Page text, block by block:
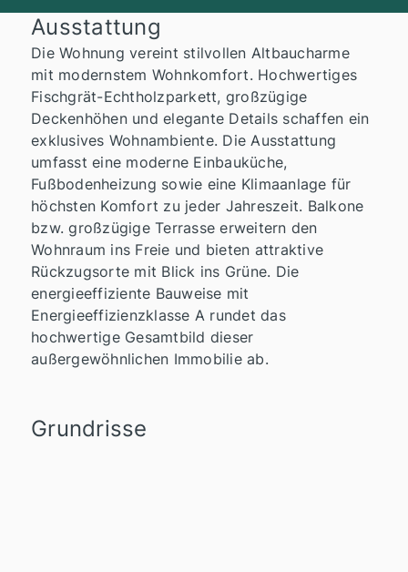
Ausstattung
Die Wohnung vereint stilvollen Altbaucharme
mit modernstem Wohnkomfort. Hochwertiges
Fischgrät-Echtholzparkett, großzügige
Deckenhöhen und elegante Details schaffen ein
exklusives Wohnambiente. Die Ausstattung
umfasst eine moderne Einbauküche,
Fußbodenheizung sowie eine Klimaanlage für
höchsten Komfort zu jeder Jahreszeit. Balkone
bzw. großzügige Terrasse erweitern den
Wohnraum ins Freie und bieten attraktive
Rückzugsorte mit Blick ins Grüne. Die
energieeffiziente Bauweise mit
Energieeffizienzklasse A rundet das
hochwertige Gesamtbild dieser
außergewöhnlichen Immobilie ab.
Grundrisse